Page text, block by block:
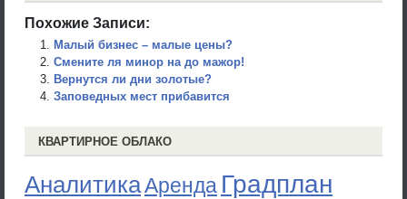
Похожие Записи:
Малый бизнес – малые цены?
Смените ля минор на до мажор!
Вернутся ли дни золотые?
Заповедных мест прибавится
КВАРТИРНОЕ ОБЛАКО
АналитикаАренда Градплан